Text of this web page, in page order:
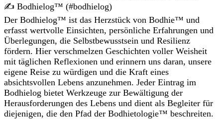
✍️ Bodhielog™ (#bodhielog)
Der Bodhielog™ ist das Herzstück von Bodhie™ und
erfasst wertvolle Einsichten, persönliche Erfahrungen und
Überlegungen, die Selbstbewusstsein und Resilienz
fördern. Hier verschmelzen Geschichten voller Weisheit
mit täglichen Reflexionen und erinnern uns daran, unsere
eigene Reise zu würdigen und die Kraft eines
absichtsvollen Lebens anzunehmen. Jeder Eintrag im
Bodhielog bietet Werkzeuge zur Bewältigung der
Herausforderungen des Lebens und dient als Begleiter für
diejenigen, die den Pfad der Bodhietologie™ beschreiten.